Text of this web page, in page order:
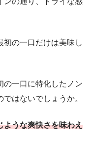
初の一口だけは美味し
の一口に特化したノン
はないでしょうか。
ような爽快さを味わえ